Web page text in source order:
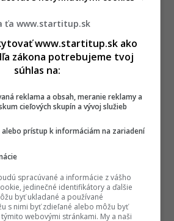
ťa www.startitup.sk
www.startitup.sk ako
zákona potrebujeme tvoj
súhlas na:
reklama a obsah, meranie reklamy a
cieľových skupín a vývoj služieb
alebo prístup k informáciám na zariadení
spracúvané a informácie z vášho
jedinečné identifikátory a ďalšie
byť ukladané a používané
s nimi byť zdieľané alebo môžu byť
webovými stránkami. My a naši